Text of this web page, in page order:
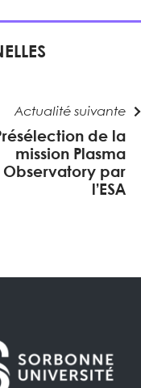
Actualité suivante
de la
mission Plasma
Observatory par
l’ESA